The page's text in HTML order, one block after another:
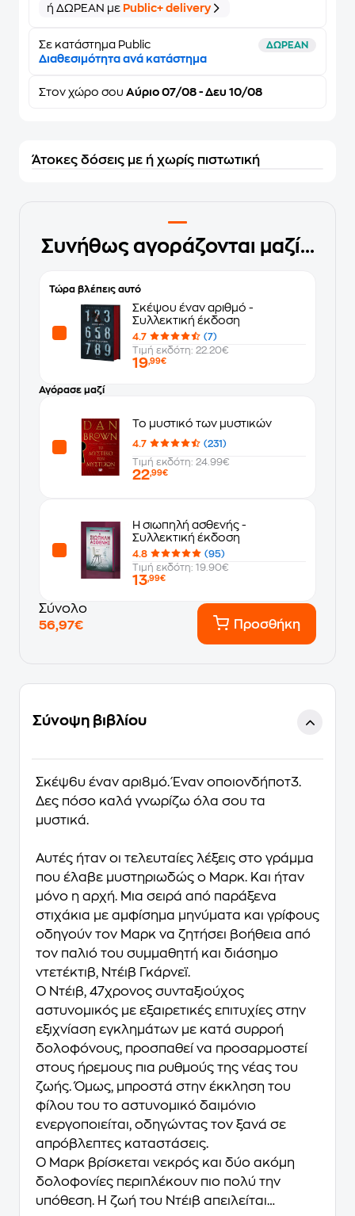
ή ΔΩΡΕΑΝ με Public+ delivery
Σε κατάστημα Public ΔΩΡΕΑΝ
Διαθεσιμότητα ανά κατάστημα
Στον χώρο σου Αύριο 07/08 - Δευ 10/08
Άτοκες δόσεις με ή χωρίς πιστωτική
Συνήθως αγοράζονται μαζί...
Τώρα βλέπεις αυτό
Σκέψου έναν αριθμό -
Συλλεκτική έκδοση
4.7
(7)
Τιμή εκδότη: 22.20€
19,99€
Αγόρασε μαζί
Το μυστικό των μυστικών
4.7
(231)
Τιμή εκδότη: 24.99€
22,99€
Η σιωπηλή ασθενής -
Συλλεκτική έκδοση
4.8
(95)
Τιμή εκδότη: 19.90€
13,99€
Σύνολο
56,97€
Προσθήκη
Σύνοψη βιβλίου
Σκέψ6υ έναν αρι8μό. Έναν οποιονδήποτ3.
Δες πόσο καλά γνωρίζω όλα σου τα
μυστικά.
Αυτές ήταν οι τελευταίες λέξεις στο γράµµα
που έλαβε µυστηριωδώς ο Μαρκ. Και ήταν
µόνο η αρχή. Μια σειρά από παράξενα
στιχάκια µε αµφίσηµα µηνύµατα και γρίφους
οδηγούν τον Μαρκ να ζητήσει βοήθεια από
τον παλιό του συµµαθητή και διάσηµο
ντετέκτιβ, Ντέιβ Γκάρνεϊ.
O Ντέιβ, 47χρονος συνταξιούχος
αστυνοµικός µε εξαιρετικές επιτυχίες στην
εξιχνίαση εγκληµάτων µε κατά συρροή
δολοφόνους, προσπαθεί να προσαρµοστεί
στους ήρεµους πια ρυθµούς της νέας του
ζωής. Όµως, µπροστά στην έκκληση του
φίλου του το αστυνοµικό δαιµόνιο
ενεργοποιείται, οδηγώντας τον ξανά σε
απρόβλεπτες καταστάσεις.
Ο Μαρκ βρίσκεται νεκρός και δύο ακόµη
δολοφονίες περιπλέκουν πιο πολύ την
υπόθεση. Η ζωή του Ντέιβ απειλείται…